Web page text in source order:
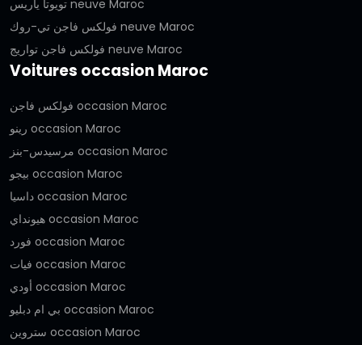
تويوتا ياريس neuve Maroc
فولكس فاجن تي-روك neuve Maroc
فولكس فاجن تواريج neuve Maroc
Voitures occasion Maroc
فولكس فاجن occasion Maroc
رينو occasion Maroc
مرسيدس-بنز occasion Maroc
بيجو occasion Maroc
داسيا occasion Maroc
هيونداي occasion Maroc
فورد occasion Maroc
فيات occasion Maroc
أودي occasion Maroc
بي ام دبليو occasion Maroc
ستروين occasion Maroc